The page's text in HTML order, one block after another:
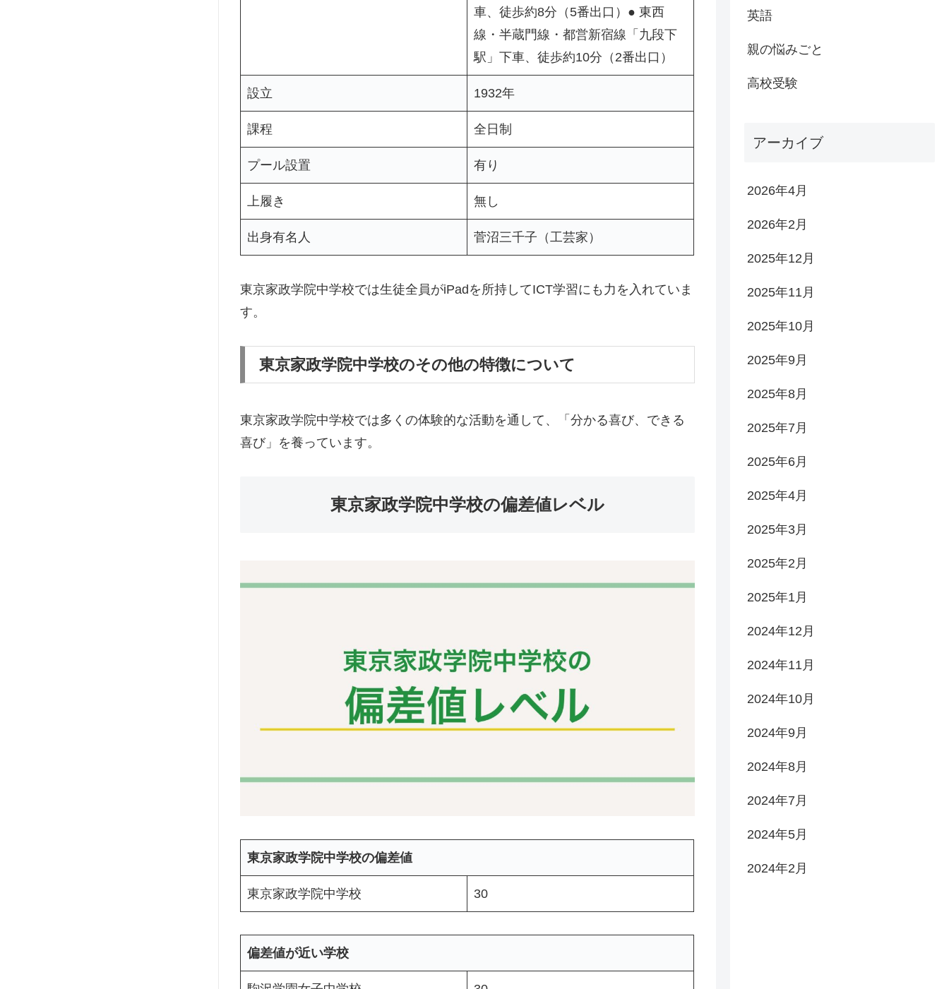
車、徒歩約8分（5番出口）● 東西
線・半蔵門線・都営新宿線「九段下
駅」下車、徒歩約10分（2番出口）
設立 1932年
課程 全日制
プール設置 有り
上履き 無し
出身有名人 菅沼三千子（工芸家）
東京家政学院中学校では生徒全員がiPadを所持してICT学習にも力を入れていま
す。
東京家政学院中学校のその他の特徴について
東京家政学院中学校では多くの体験的な活動を通して、「分かる喜び、できる
喜び」を養っています。
東京家政学院中学校の偏差値レベル
東京家政学院中学校の偏差値
東京家政学院中学校 30
偏差値が近い学校
英語
親の悩みごと
高校受験
アーカイブ
2026年4月
2026年2月
2025年12月
2025年11月
2025年10月
2025年9月
2025年8月
2025年7月
2025年6月
2025年4月
2025年3月
2025年2月
2025年1月
2024年12月
2024年11月
2024年10月
2024年9月
2024年8月
2024年7月
2024年5月
2024年2月